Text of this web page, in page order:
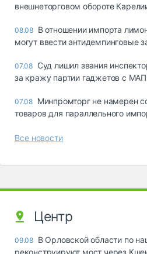
внешнеторговом обороте
08.08 В отношении импорта
могут ввести антидемпинговые
07.08 Суд лишил звания
за кражу партии гаджетов с
07.08 Минпромторг не намерен
товаров для параллельного
Все новости
Центр
09.08 В Орловской области по
реконструируют мост через